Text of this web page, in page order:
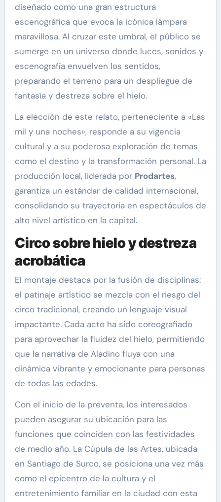
diseñado como una gran estructura
escenográfica que evoca la icónica lámpara
maravillosa. Al cruzar este umbral, el público se
sumerge en un universo donde luces, sonidos y
escenografía envuelven los sentidos,
preparando el terreno para un despliegue de
fantasía y destreza sobre el hielo.
La elección de este relato, perteneciente a «Las
mil y una noches», responde a su vigencia
cultural y a su poderosa exploración de temas
como el destino y la transformación personal. La
producción local, liderada por Prodartes,
garantiza un estándar de calidad internacional,
consolidando su trayectoria en espectáculos de
alto nivel artístico en la capital.
Circo sobre hielo y destreza
acrobática
El montaje destaca por la fusión de disciplinas:
el patinaje artístico se mezcla con el riesgo del
circo tradicional, creando un lenguaje visual
impactante. Cada acto ha sido coreografiado
para aprovechar la fluidez del hielo, permitiendo
que la narrativa de Aladino fluya con una
dinámica vibrante y emocionante para personas
de todas las edades.
Con el inicio de la preventa, los interesados
pueden asegurar su ubicación para las
funciones que coinciden con las festividades
de medio año. La Cúpula de las Artes, ubicada
en Santiago de Surco, se posiciona una vez más
como el epicentro de la cultura y el
entretenimiento familiar en la ciudad con esta